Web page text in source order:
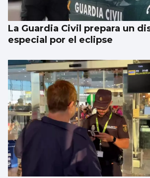
La Guardia Civil prepara un
especial por el eclipse